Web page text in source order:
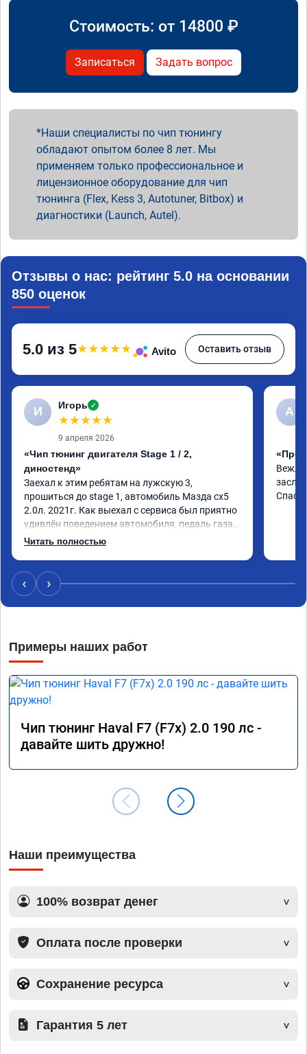
Стоимость: от 14800 ₽
Записаться Задать вопрос
Наши специалисты по чип тюнингу
обладают опытом более 8 лет. Мы
применяем только профессиональное и
лицензионное оборудование для чип
тюнинга (Flex, Kess 3, Autotuner, Bitbox) и
диагностики (Launch, Autel).
Отзывы о нас: рейтинг 5.0 на основании
850 оценок
5.0 из 5★★★★★ Avito Оставить отзыв
И Игорь ✓
★★★★★
9 апреля 2026
«Чип тюнинг двигателя Stage 1 / 2,
диностенд»
Заехал к этим ребятам на лужскую 3,
прошиться до stage 1, автомобиль Мазда сх5
2.0л. 2021г. Как выехал с сервиса был приятно
удивлён поведением автомобиля, педаль газа
стала отзывчивее, и резче что ли, разгон тоже
Если ваш автомобиль исправен и
своевременно обслуживается, то вреда это не
нанесёт
Читать полностью
A
‹ ›
Примеры наших работ
Чип тюнинг Haval F7 (F7x) 2.0 190 лс -
давайте шить дружно!
Наши преимущества
100% возврат денег
Оплата после проверки
Сохранение ресурса
Гарантия 5 лет